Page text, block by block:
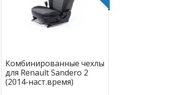
Комбинированные чехлы
для Renault Sandero 2
(2014-наст.время)